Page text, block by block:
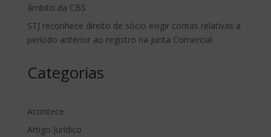
âmbito da CBS
STJ reconhece direito de sócio exigir contas relativas a
período anterior ao registro na Junta Comercial
Categorias
Acontece
Artigo Jurídico